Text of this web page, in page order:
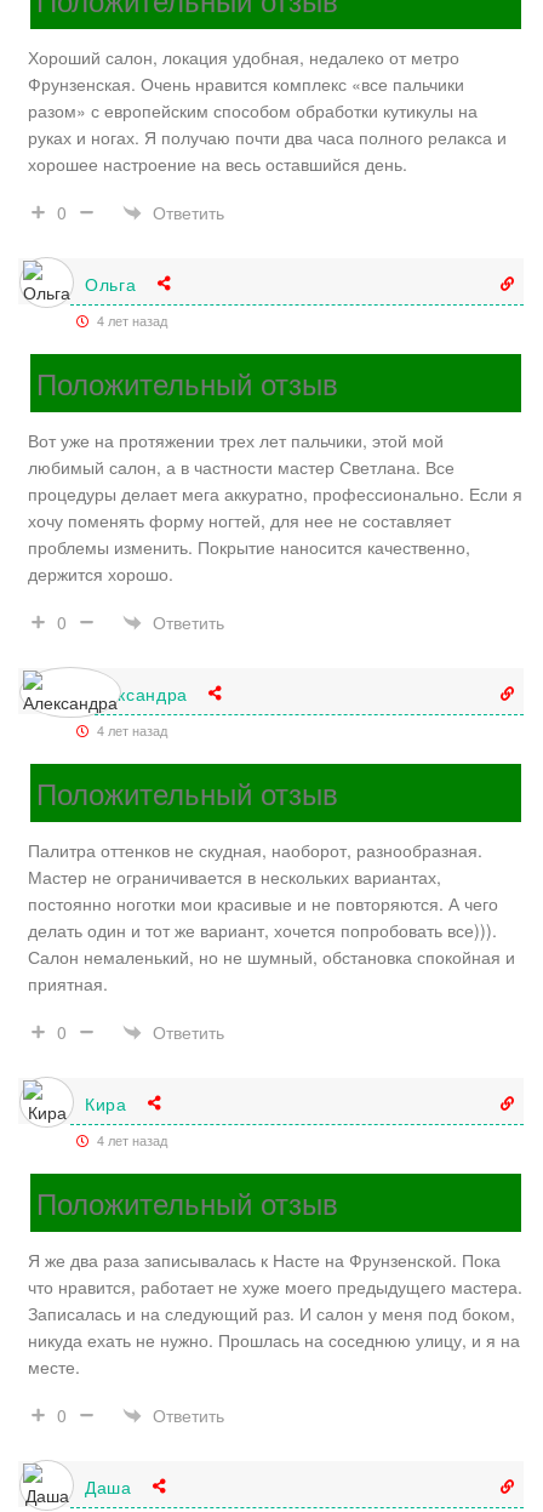
Хороший салон, локация удобная, недалеко от метро
Фрунзенская. Очень нравится комплекс «все пальчики
разом» с европейским способом обработки кутикулы на
руках и ногах. Я получаю почти два часа полного релакса и
хорошее настроение на весь оставшийся день.
0
Ответить
Ольга
4 лет назад
Положительный отзыв
Вот уже на протяжении трех лет пальчики, этой мой
любимый салон, а в частности мастер Светлана. Все
процедуры делает мега аккуратно, профессионально. Если я
хочу поменять форму ногтей, для нее не составляет
проблемы изменить. Покрытие наносится качественно,
держится хорошо.
0
Ответить
Александра
4 лет назад
Положительный отзыв
Палитра оттенков не скудная, наоборот, разнообразная.
Мастер не ограничивается в нескольких вариантах,
постоянно ноготки мои красивые и не повторяются. А чего
делать один и тот же вариант, хочется попробовать все))).
Салон немаленький, но не шумный, обстановка спокойная и
приятная.
0
Ответить
Кира
4 лет назад
Положительный отзыв
Я же два раза записывалась к Насте на Фрунзенской. Пока
что нравится, работает не хуже моего предыдущего мастера.
Записалась и на следующий раз. И салон у меня под боком,
никуда ехать не нужно. Прошлась на соседнюю улицу, и я на
месте.
0
Ответить
Даша